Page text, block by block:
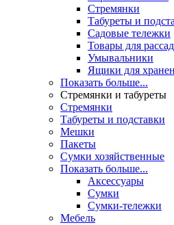
Стремянки
Табуреты и
Садовые тележки
Товары для
Умывальники
Ящики для
Показать больше...
Стремянки и табуреты
Стремянки
Табуреты и подставки
Мешки
Пакеты
Сумки хозяйственные
Показать больше...
Аксессуары
Сумки
Сумки-тележки
Мебель